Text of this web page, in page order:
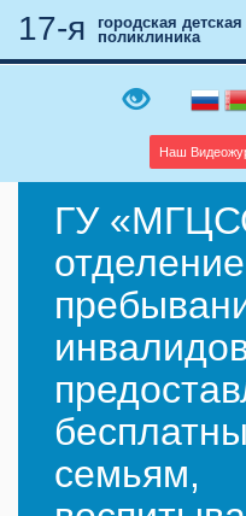
Наш
17-я
городская детская
поликлиника
ГУ
семьям,